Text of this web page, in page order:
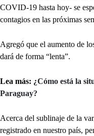
COVID-19 hasta hoy- se
contagios en las próximas
Agregó que el aumento de
dará de forma “lenta”.
Lea más: ¿Cómo está la
Paraguay?
Acerca del sublinaje de la
registrado en nuestro país,